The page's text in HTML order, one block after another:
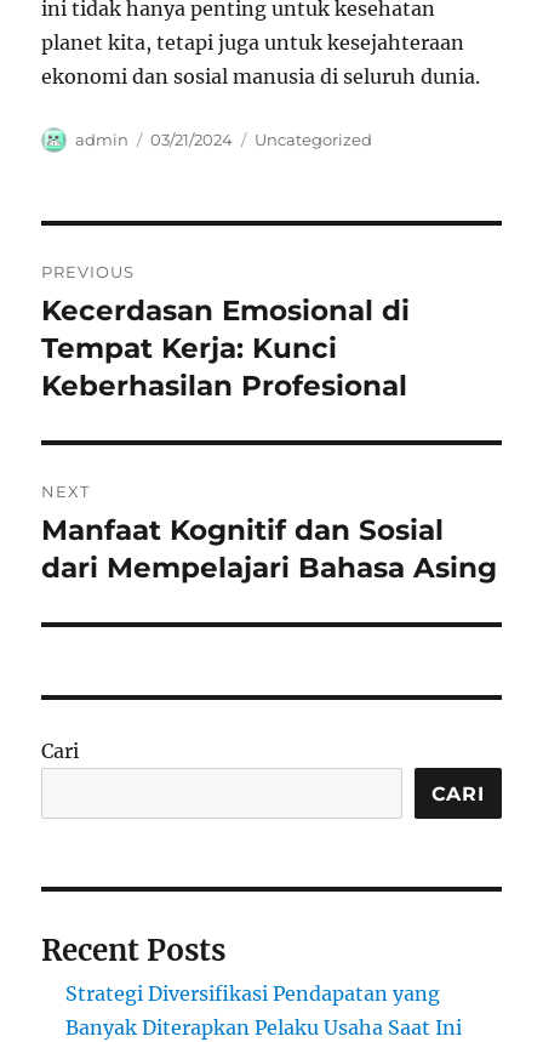
ini tidak hanya penting untuk kesehatan
planet kita, tetapi juga untuk kesejahteraan
ekonomi dan sosial manusia di seluruh dunia.
Author
admin
Posted
03/21/2024 Categories
Uncategorized
pos
PREVIOUS
Previous
post:
Kecerdasan Emosional di
Tempat Kerja: Kunci
Keberhasilan Profesional
NEXT
Next
post:
Manfaat Kognitif dan Sosial
dari Mempelajari Bahasa Asing
Cari
CARI
Recent Posts
Strategi Diversifikasi Pendapatan yang
Banyak Diterapkan Pelaku Usaha Saat Ini